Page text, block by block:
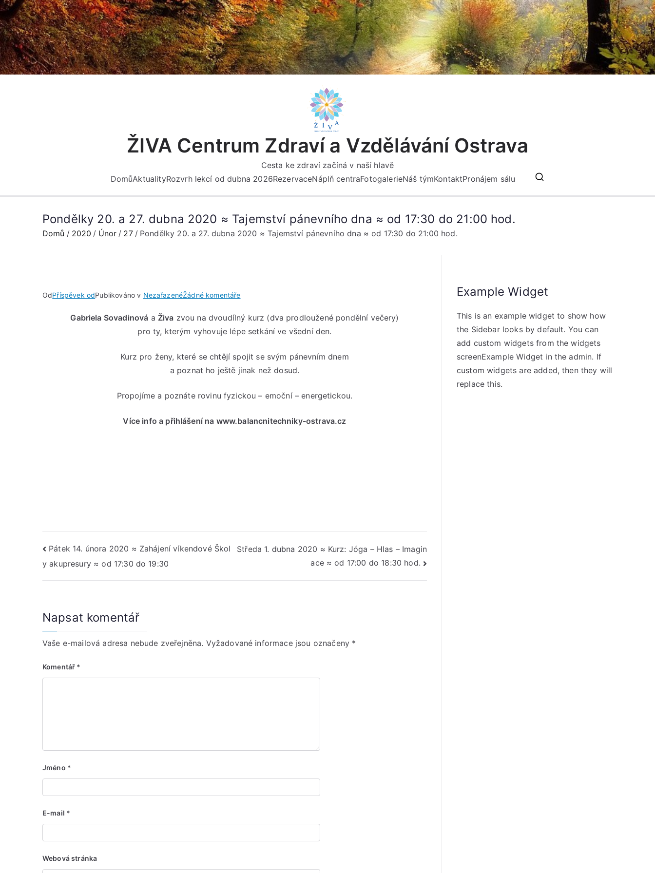
Přeskočit
na
obsah
ŽIVA Centrum Zdraví a Vzdělávání Ostrava
Cesta ke zdraví začíná v naší hlavě
DomůAktualityRozvrh lekcí od dubna 2026RezervaceNáplň centraFotogalerieNáš týmKontaktPronájem sálu
Pondělky 20. a 27. dubna 2020 ≈ Tajemství pánevního dna ≈ od 17:30 do 21:00 hod.
Domů 2020 Únor 27 Pondělky 20. a 27. dubna 2020 ≈ Tajemství pánevního dna ≈ od 17:30 do 21:00 hod.
OdPříspěvek odPublikováno v NezařazenéŽádné komentářeu
20.
a
dubna
2020
Tajemství
dna
Gabriela Sovadinová a Živa zvou na dvoudílný kurz (dva prodloužené pondělní večery)
pro ty, kterým vyhovuje lépe setkání ve všední den.
Kurz pro ženy, které se chtějí spojit se svým pánevním dnem
a poznat ho ještě jinak než dosud.
Propojíme a poznáte rovinu fyzickou – emoční – energetickou.
Více info a přihlášení na www.balancnitechniky-ostrava.cz
Navigace
pro
Pátek 14. února 2020 ≈ Zahájení víkendové Škol
y akupresury ≈ od 17:30 do 19:30
Středa 1. dubna 2020 ≈ Kurz: Jóga – Hlas – Imagin
ace ≈ od 17:00 do 18:30 hod.
Napsat komentář
Vaše e-mailová adresa nebude zveřejněna. Vyžadované informace jsou označeny *
Komentář *
Jméno *
E-mail *
Webová stránka
Example Widget
This is an example widget to show how
the Sidebar looks by default. You can
add custom widgets from the widgets
screenExample Widget in the admin. If
custom widgets are added, then they will
replace this.